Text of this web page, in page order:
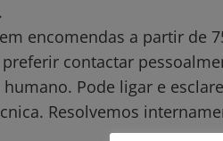
encomendas a partir de
contactar
Pode ligar e
Resolvemos